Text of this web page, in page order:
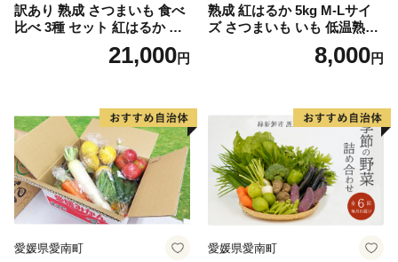
訳あり 熟成 さつまいも 食べ
比べ 3種 セット 紅はるか 安
納芋 シルクスイート 合計 15
kg サイズ混合 サツマイモ 焼
芋 ほしいも スイートポテト
いも天 サイズミックス 甘い
ねっとり 生芋 新芋 あんのう
いも 甘藷 べにはるか スイー
ツ 国産 糖度 産地直送 農家直
送 数量限定 21000円 愛媛 愛
南 ミッチーのおみかん畑
21,000円
熟成 紅はるか 5kg M-Lサイ
ズ さつまいも いも 低温熟成
完全熟成収穫 甘い 糖度 焼き
芋 やきいも スイートポテト
8,000円
愛媛県愛南町 愛媛県愛南町